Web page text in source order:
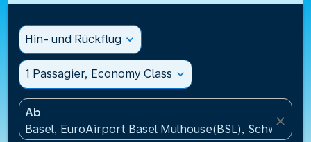
Hin- und Rückflug expand_more
1 Passagier, Economy Class expand_more
Ab
Basel, EuroAirport Basel Mulhouse(BSL), Schweiz
close